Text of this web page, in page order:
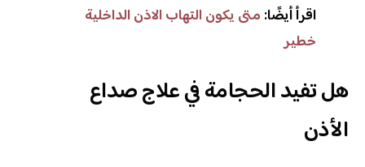
اقرأ أيضًا: متى يكون التهاب الاذن الداخلية
خطير
هل تفيد الحجامة في علاج صداع
الأذن